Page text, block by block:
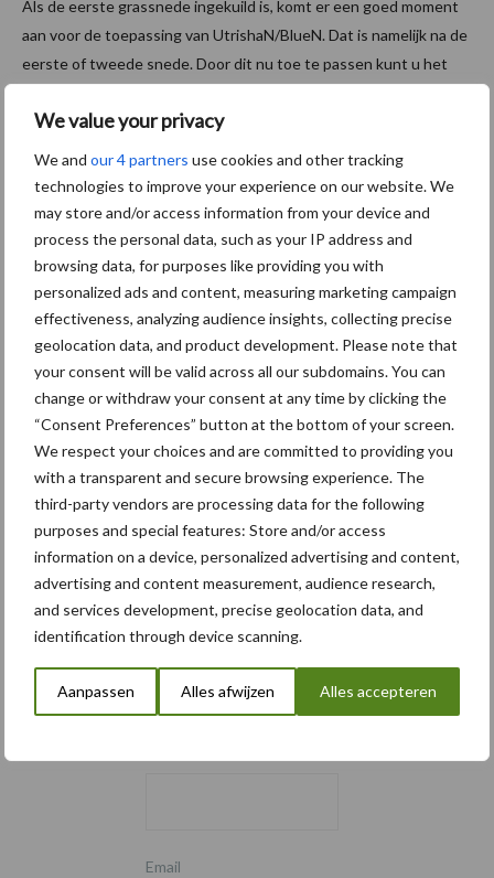
We value your privacy
We and our 4 partners use cookies and other tracking
technologies to improve your experience on our website. We
may store and/or access information from your device and
process the personal data, such as your IP address and
browsing data, for purposes like providing you with
personalized ads and content, measuring marketing campaign
effectiveness, analyzing audience insights, collecting precise
geolocation data, and product development. Please note that
your consent will be valid across all our subdomains. You can
change or withdraw your consent at any time by clicking the
“Consent Preferences” button at the bottom of your screen.
We respect your choices and are committed to providing you
with a transparent and secure browsing experience. The
third-party vendors are processing data for the following
purposes and special features: Store and/or access
information on a device, personalized advertising and content,
advertising and content measurement, audience research,
and services development, precise geolocation data, and
identification through device scanning.
Aanpassen Alles afwijzen Alles accepteren
Als de eerste grassnede ingekuild is, komt er een goed moment
aan voor de toepassing van UtrishaN/BlueN. Dat is namelijk na de
eerste of tweede snede. Door dit nu toe te passen kunt u het
Footer Onze brandpartners
Schrijf u in voor onze
nieuwsbrief
Email